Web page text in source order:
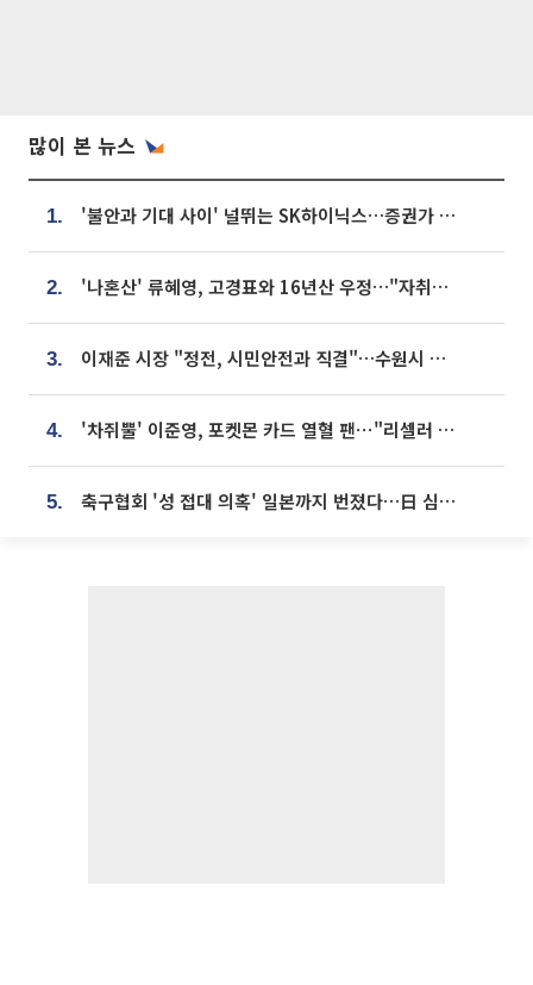
많이 본 뉴스
1. '불안과 기대 사이' 널뛰는 SK하이닉스…증권가 "HBM4·LTA 기반 펀터멘털 견고"
2. '나혼산' 류혜영, 고경표와 16년산 우정…"자취방서 부모님과 마주쳐"
3. 이재준 시장 "정전, 시민안전과 직결"…수원시 비상대응체계 가동
4. '차쥐뿔' 이준영, 포켓몬 카드 열혈 팬⋯"리셀러 처단할 것"
5. 축구협회 '성 접대 의혹' 일본까지 번졌다…日 심판 실명 공개